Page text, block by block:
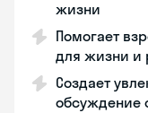
жизни
Помогает
для жизни и
Создает
обсуждение